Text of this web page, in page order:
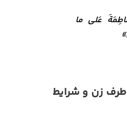
عَلی ما
زن و شرایط